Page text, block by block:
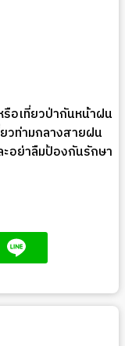
อเที่ยวป่ากันหน้าฝน
วท่ามกลางสายฝน
อย่าลืมป้องกันรักษา